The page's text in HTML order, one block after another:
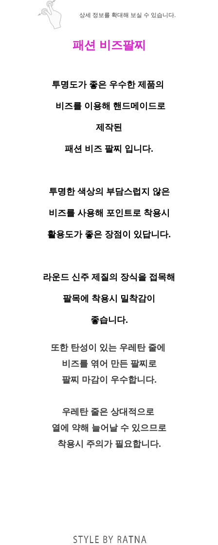
이코 라이프 하
상세 정보를 확대해 보실 수 있습니다.
패션 비즈팔찌
투명도가 좋은 우수한 제품의
비즈를 이용해 핸드메이드로
제작된
패션 비즈 팔찌 입니다.
투명한 색상의 부담스럽지 않은
비즈를 사용해 포인트로 착용시
활용도가 좋은 장점이 있답니다.
라운드 신주 제질의 장식을 접목해
팔목에 착용시 밀착감이
좋습니다.
또한 탄성이 있는 우레탄 줄에
비즈를 엮어 만든 팔찌로
팔찌 마감이 우수합니다.
우레탄 줄은 상대적으로
열에 약해 늘어날 수 있으므로
착용시 주의가 필요합니다.